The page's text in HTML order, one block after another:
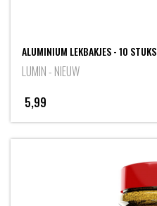
ALUMINIUM LEKBAKJES - 10 STUKS
LUMIN - NIEUW
5,99